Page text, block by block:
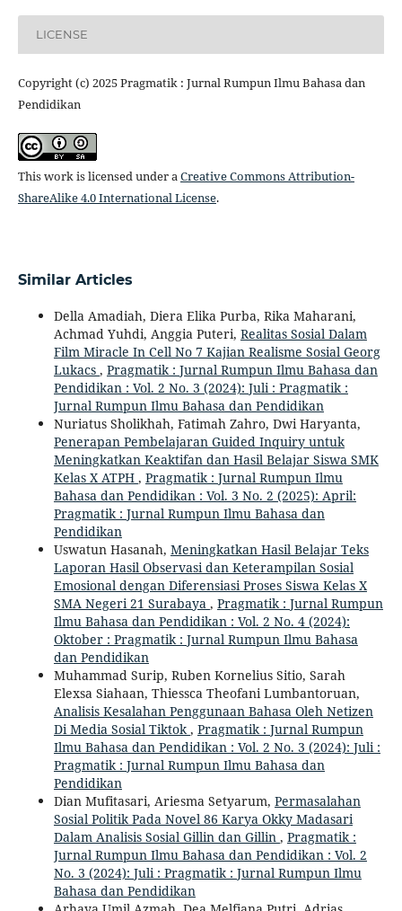
LICENSE
Copyright (c) 2025 Pragmatik : Jurnal Rumpun Ilmu Bahasa dan
Pendidikan
This work is licensed under aCreative Commons Attribution-
ShareAlike 4.0 International License.
Similar Articles
Della Amadiah, Diera Elika Purba, Rika Maharani,
Achmad Yuhdi, Anggia Puteri, Realitas Sosial Dalam
Film Miracle In Cell No 7 Kajian Realisme Sosial Georg
Lukacs , Pragmatik : Jurnal Rumpun Ilmu Bahasa dan
Pendidikan : Vol. 2 No. 3 (2024): Juli : Pragmatik :
Jurnal Rumpun Ilmu Bahasa dan Pendidikan
Nuriatus Sholikhah, Fatimah Zahro, Dwi Haryanta,
Penerapan Pembelajaran Guided Inquiry untuk
Meningkatkan Keaktifan dan Hasil Belajar Siswa SMK
Kelas X ATPH , Pragmatik : Jurnal Rumpun Ilmu
Bahasa dan Pendidikan : Vol. 3 No. 2 (2025): April:
Pragmatik : Jurnal Rumpun Ilmu Bahasa dan
Pendidikan
Uswatun Hasanah, Meningkatkan Hasil Belajar Teks
Laporan Hasil Observasi dan Keterampilan Sosial
Emosional dengan Diferensiasi Proses Siswa Kelas X
SMA Negeri 21 Surabaya , Pragmatik : Jurnal Rumpun
Ilmu Bahasa dan Pendidikan : Vol. 2 No. 4 (2024):
Oktober : Pragmatik : Jurnal Rumpun Ilmu Bahasa
dan Pendidikan
Muhammad Surip, Ruben Kornelius Sitio, Sarah
Elexsa Siahaan, Thiessca Theofani Lumbantoruan,
Analisis Kesalahan Penggunaan Bahasa Oleh Netizen
Di Media Sosial Tiktok , Pragmatik : Jurnal Rumpun
Ilmu Bahasa dan Pendidikan : Vol. 2 No. 3 (2024): Juli :
Pragmatik : Jurnal Rumpun Ilmu Bahasa dan
Pendidikan
Dian Mufitasari, Ariesma Setyarum, Permasalahan
Sosial Politik Pada Novel 86 Karya Okky Madasari
Dalam Analisis Sosial Gillin dan Gillin , Pragmatik :
Jurnal Rumpun Ilmu Bahasa dan Pendidikan : Vol. 2
No. 3 (2024): Juli : Pragmatik : Jurnal Rumpun Ilmu
Bahasa dan Pendidikan